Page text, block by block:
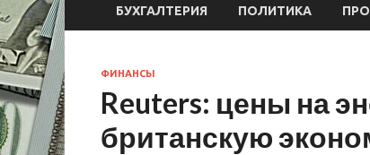
БУХГАЛТЕРИЯ ПОЛИТИКА
ФИНАНСЫ
Reuters: цены на
британскую